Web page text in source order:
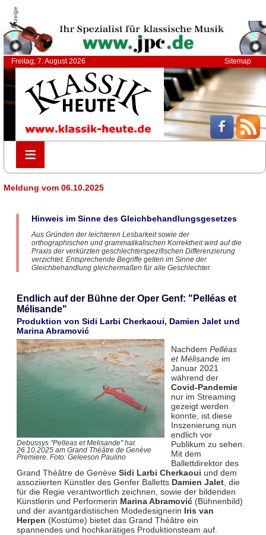
Anzeige
Freitag, 7. August 2026 Sitemap
≡
≡
Meldung vom 06.10.2025
Hinweis im Sinne des Gleichbehandlungsgesetzes
Aus Gründen der leichteren Lesbarkeit sowie der
orthographischen und grammatikalischen Korrektheit wird auf die
Praxis der verkürzten geschlechterspezifischen Differenzierung
verzichtet. Entsprechende Begriffe gelten im Sinne der
Gleichbehandlung gleichermaßen für alle Geschlechter.
Endlich auf der Bühne der Oper Genf: "Pelléas et
Mélisande"
Produktion von Sidi Larbi Cherkaoui, Damien Jalet und
Marina Abramović
Debussys "Pelleas et Melisande" hat
26.10.2025 am Grand Théâtre de Genève
Premiere. Foto: Geleeson Paulino
Nachdem Pelléas
et Mélisandeim
Januar 2021
während der
Covid-Pandemie
nur im Streaming
gezeigt werden
konnte, ist diese
Inszenierung nun
endlich vor
Publikum zu sehen.
Mit dem
Ballettdirektor des
Grand Théâtre de Genève Sidi Larbi Cherkaoui und dem
assoziierten Künstler des Genfer Balletts Damien Jalet, die
für die Regie verantwortlich zeichnen, sowie der bildenden
Künstlerin und Performerin Marina Abramović(Bühnenbild)
und der avantgardistischen Modedesignerin Iris van
Herpen (Kostüme) bietet das Grand Théâtre ein
spannendes und hochkarätiges Produktionsteam auf.